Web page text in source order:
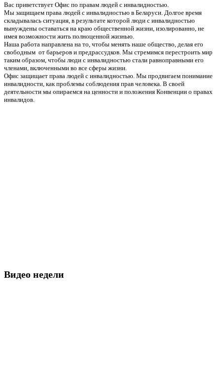
Вас приветствует Офис по правам людей с инвалидностью.
Мы защищаем права людей с инвалидностью в Беларуси. Долгое время
складывалась ситуация, в результате которой люди с инвалидностью
вынуждены оставаться на краю общественной жизни, изолированно, не
имея возможности жить полноценной жизнью.
Наша работа направлена на то, чтобы менять наше общество, делая его
свободным от барьеров и предрассудков. Мы стремимся перестроить мир
таким образом, чтобы люди с инвалидностью стали равноправными его
членами, включенными во все сферы жизни.
Офис защищает права людей с инвалидностью. Мы продвигаем понимание
инвалидности, как проблемы соблюдения прав человека. В своей
деятельности мы опираемся на ценности и положения Конвенции о правах
инвалидов.
Видео недели